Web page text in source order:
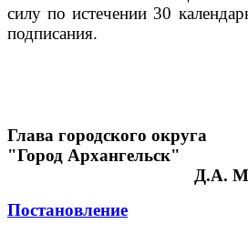
силу по истечении 30
подписания.
Глава городского округа
"Город Архангельск"
Д.А.
Постановление